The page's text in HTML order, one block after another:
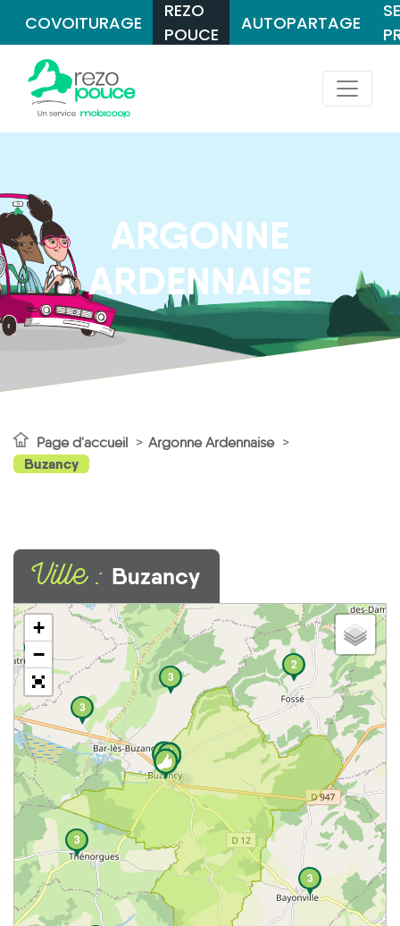
COVOITURAGE
REZO
POUCE
AUTOPARTAGE
ARGONNE
ARDENNAISE
Page d'accueil Argonne Ardennaise
Buzancy
Ville : Buzancy
1
3
3
2
3
3
+
−